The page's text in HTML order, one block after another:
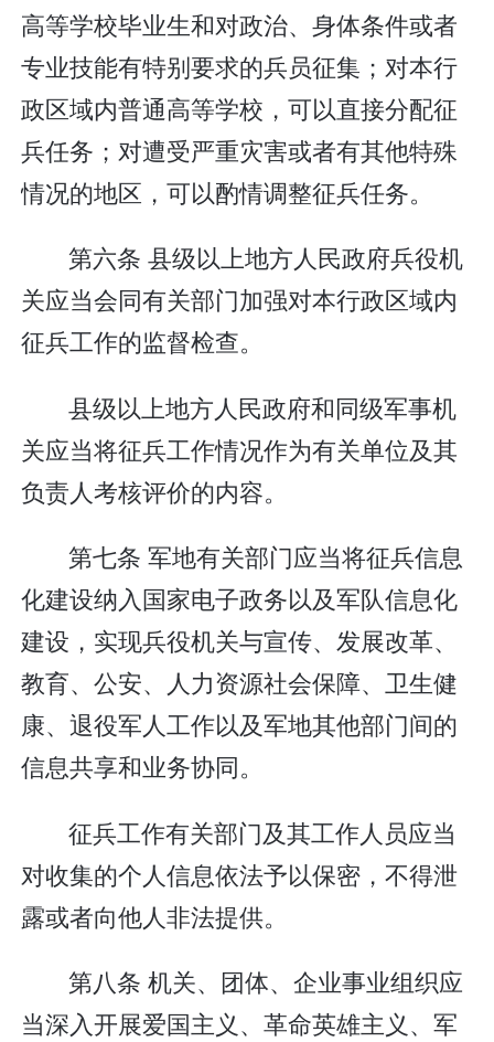
高等学校毕业生和对政治、身体条件或者
专业技能有特别要求的兵员征集；对本行
政区域内普通高等学校，可以直接分配征
兵任务；对遭受严重灾害或者有其他特殊
情况的地区，可以酌情调整征兵任务。
第六条 县级以上地方人民政府兵役机
关应当会同有关部门加强对本行政区域内
征兵工作的监督检查。
县级以上地方人民政府和同级军事机
关应当将征兵工作情况作为有关单位及其
负责人考核评价的内容。
第七条 军地有关部门应当将征兵信息
化建设纳入国家电子政务以及军队信息化
建设，实现兵役机关与宣传、发展改革、
教育、公安、人力资源社会保障、卫生健
康、退役军人工作以及军地其他部门间的
信息共享和业务协同。
征兵工作有关部门及其工作人员应当
对收集的个人信息依法予以保密，不得泄
露或者向他人非法提供。
第八条 机关、团体、企业事业组织应
当深入开展爱国主义、革命英雄主义、军